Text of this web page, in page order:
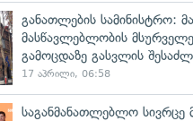
განათლების სამინისტრო:
მასწავლებლობის
გამოცდაზე გასვლის
17 აპრილი, 06:58
საგანმანათლებლო სივრცე